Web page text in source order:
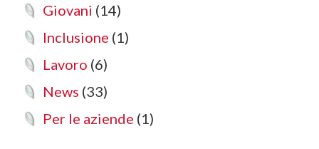
Giovani (14)
Inclusione (1)
Lavoro (6)
News (33)
Per le aziende (1)